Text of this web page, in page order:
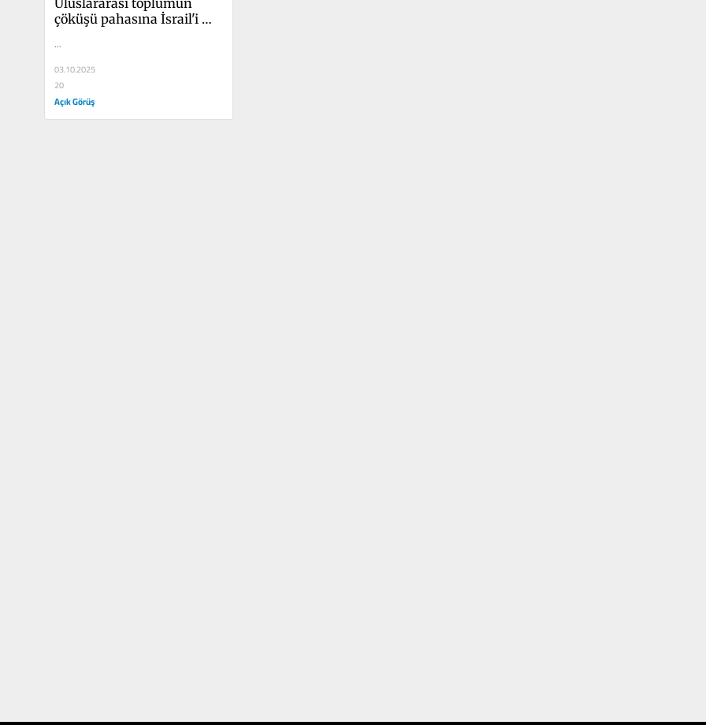
çöküşü pahasına İsrail'i
...
03.10.2025
20
Açık Görüş